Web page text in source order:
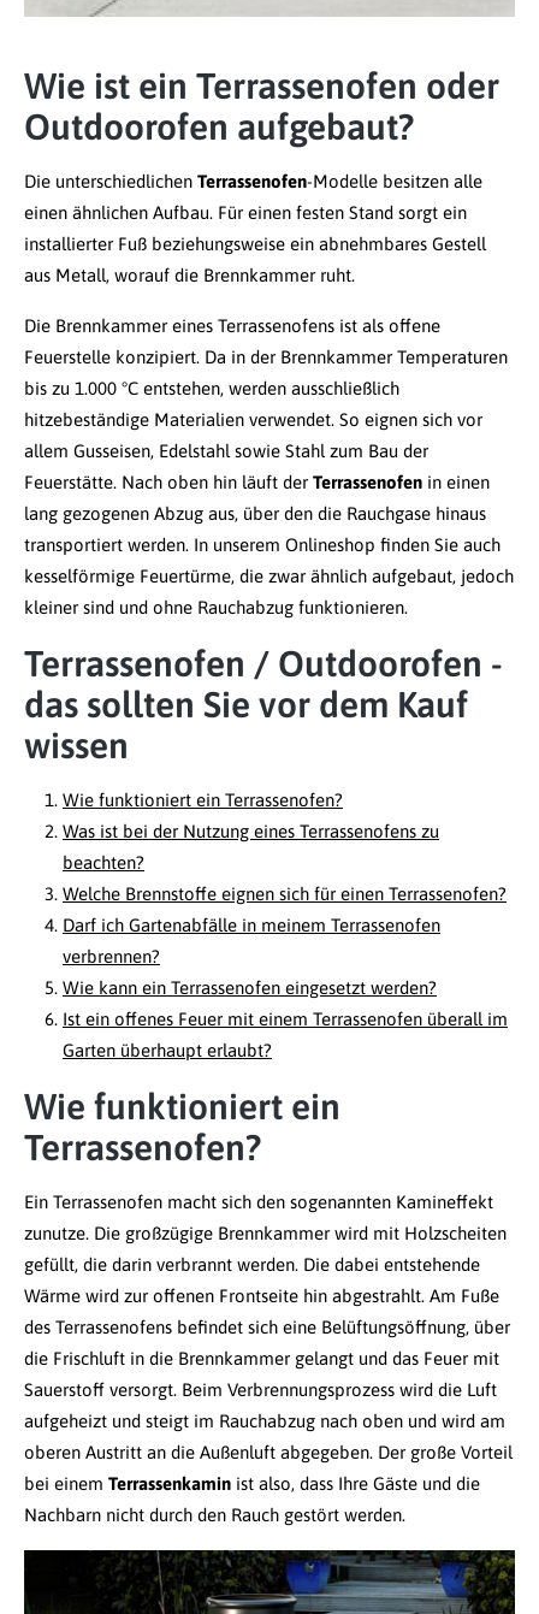
Wie ist ein Terrassenofen oder
Outdoorofen aufgebaut?
Die unterschiedlichen Terrassenofen-Modelle besitzen alle
einen ähnlichen Aufbau. Für einen festen Stand sorgt ein
installierter Fuß beziehungsweise ein abnehmbares Gestell
aus Metall, worauf die Brennkammer ruht.
Die Brennkammer eines Terrassenofens ist als offene
Feuerstelle konzipiert. Da in der Brennkammer Temperaturen
bis zu 1.000 °C entstehen, werden ausschließlich
hitzebeständige Materialien verwendet. So eignen sich vor
allem Gusseisen, Edelstahl sowie Stahl zum Bau der
Feuerstätte. Nach oben hin läuft der Terrassenofen in einen
lang gezogenen Abzug aus, über den die Rauchgase hinaus
transportiert werden. In unserem Onlineshop finden Sie auch
kesselförmige Feuertürme, die zwar ähnlich aufgebaut, jedoch
kleiner sind und ohne Rauchabzug funktionieren.
Terrassenofen / Outdoorofen -
das sollten Sie vor dem Kauf
wissen
Wie funktioniert ein Terrassenofen?
Was ist bei der Nutzung eines Terrassenofens zu
beachten?
Welche Brennstoffe eignen sich für einen Terrassenofen?
Darf ich Gartenabfälle in meinem Terrassenofen
verbrennen?
Wie kann ein Terrassenofen eingesetzt werden?
Ist ein offenes Feuer mit einem Terrassenofen überall im
Garten überhaupt erlaubt?
Wie funktioniert ein
Terrassenofen?
Ein Terrassenofen macht sich den sogenannten Kamineffekt
zunutze. Die großzügige Brennkammer wird mit Holzscheiten
gefüllt, die darin verbrannt werden. Die dabei entstehende
Wärme wird zur offenen Frontseite hin abgestrahlt. Am Fuße
des Terrassenofens befindet sich eine Belüftungsöffnung, über
die Frischluft in die Brennkammer gelangt und das Feuer mit
Sauerstoff versorgt. Beim Verbrennungsprozess wird die Luft
aufgeheizt und steigt im Rauchabzug nach oben und wird am
oberen Austritt an die Außenluft abgegeben. Der große Vorteil
bei einem Terrassenkamin ist also, dass Ihre Gäste und die
Nachbarn nicht durch den Rauch gestört werden.